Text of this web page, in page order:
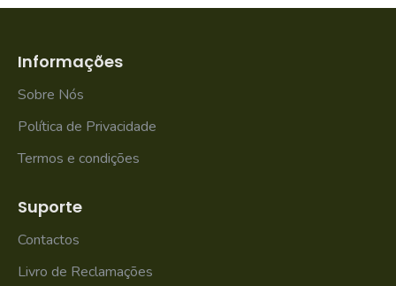
Informações
Sobre Nós
Política de Privacidade
Termos e condições
Suporte
Contactos
Livro de Reclamações